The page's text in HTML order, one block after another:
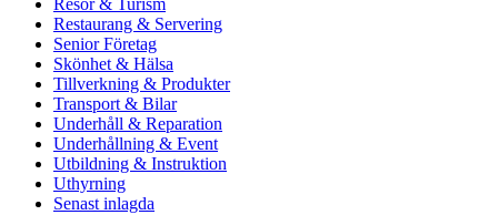
Resor & Turism
Restaurang & Servering
Senior Företag
Skönhet & Hälsa
Tillverkning & Produkter
Transport & Bilar
Underhåll & Reparation
Underhållning & Event
Utbildning & Instruktion
Uthyrning
Senast inlagda